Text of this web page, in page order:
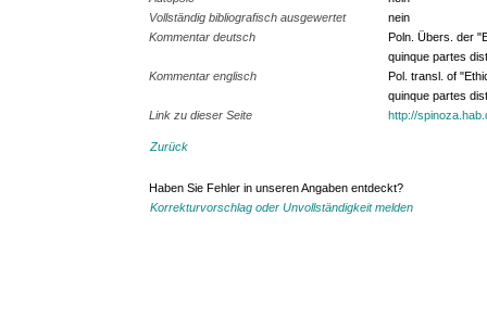
Vollständig bibliografisch ausgewertet
nein
Kommentar deutsch
Poln. Übers. der
quinque partes
Kommentar englisch
Pol. transl. of
quinque partes
Link zu dieser Seite
http://
Zurück
Haben Sie Fehler in unseren Angaben entdeckt?
Korrekturvorschlag oder Unvollständigkeit melden